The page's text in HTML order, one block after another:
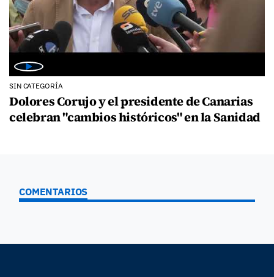
SIN CATEGORÍA
Dolores Corujo y el presidente de Canarias
celebran "cambios históricos" en la Sanidad
COMENTARIOS